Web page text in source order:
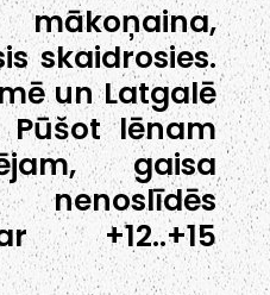
skaidrosies.
un Latgalē
Pūšot lēnam
gaisa
nenoslīdēs
+12..+15